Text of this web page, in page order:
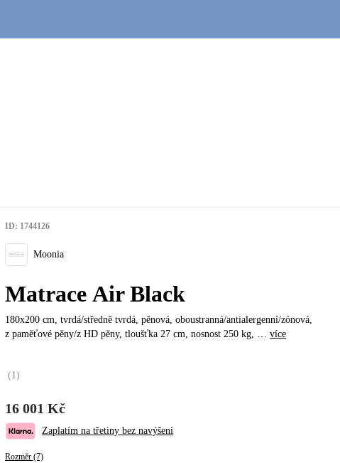
ID: 1744126
Moonia
Matrace Air Black
180x200 cm, tvrdá/středně tvrdá, pěnová, oboustranná/antialergenní/zónová,
z paměťové pěny/z HD pěny, tloušťka 27 cm, nosnost 250 kg, … více
(1 )
16 001 Kč
Zaplatím na třetiny bez navýšení
Rozměr (7)